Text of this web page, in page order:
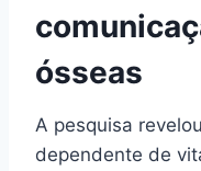
ósseas
A pesquisa
dependente de